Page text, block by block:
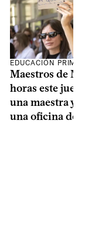
EDUCACIÓN
Maestros de
horas este
una maestra y
una oficina de